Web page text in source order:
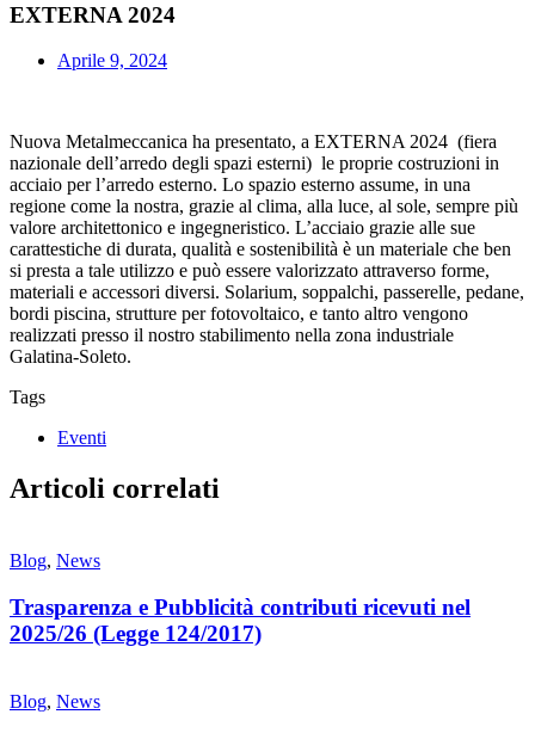
EXTERNA 2024
Aprile 9, 2024
Nuova Metalmeccanica ha presentato, a EXTERNA 2024 (fiera
nazionale dell’arredo degli spazi esterni) le proprie costruzioni in
acciaio per l’arredo esterno. Lo spazio esterno assume, in una
regione come la nostra, grazie al clima, alla luce, al sole, sempre più
valore architettonico e ingegneristico. L’acciaio grazie alle sue
carattestiche di durata, qualità e sostenibilità è un materiale che ben
si presta a tale utilizzo e può essere valorizzato attraverso forme,
materiali e accessori diversi. Solarium, soppalchi, passerelle, pedane,
bordi piscina, strutture per fotovoltaico, e tanto altro vengono
realizzati presso il nostro stabilimento nella zona industriale
Galatina-Soleto.
Tags
Eventi
Articoli correlati
Blog, News
Trasparenza e Pubblicità contributi ricevuti nel
2025/26 (Legge 124/2017)
Blog, News